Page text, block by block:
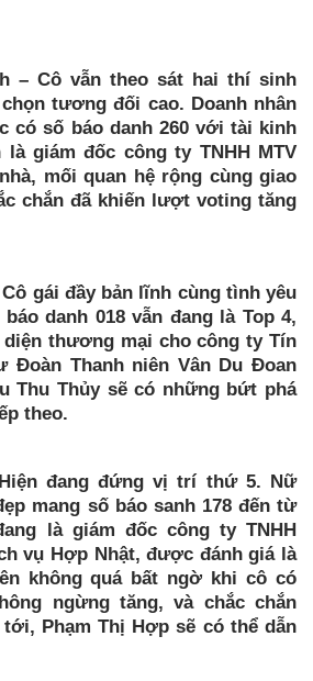
– Cô vẫn theo sát hai thí sinh
tương đối cao. Doanh nhân
có số báo danh 260 với tài kinh
giám đốc công ty TNHH MTV
mối quan hệ rộng cùng giao
chắn đã khiến lượt voting tăng
gái đầy bản lĩnh cùng tình yêu
danh 018 vẫn đang là Top 4,
thương mại cho công ty Tín
Đoàn Thanh niên Vân Du Đoan
Thu Thủy sẽ có những bứt phá
theo.
đang đứng vị trí thứ 5. Nữ
mang số báo sanh 178 đến từ
là giám đốc công ty TNHH
vụ Hợp Nhật, được đánh giá là
không quá bất ngờ khi cô có
ngừng tăng, và chắc chắn
Phạm Thị Hợp sẽ có thể dẫn